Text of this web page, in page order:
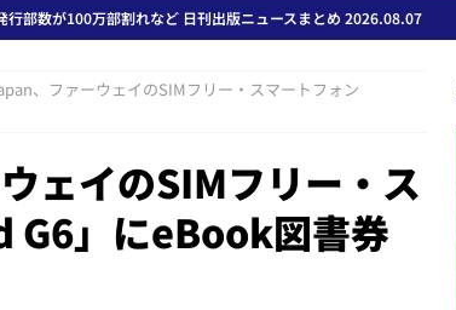
行部数が100万部割れなど 日刊出版ニュースまとめ 2026.08.07
出版ニュースまとめ 2026.08.06
日刊出版ニュースまとめ
スまとめ
め
ータルサイト提供開始」「EUが生成AIコンテンツの識別表示を義
ラム #726（2026年7月26日～8月1日）
、ファーウェイのSIMフリー・スマートフォン
ェイのSIMフリー・ス
G6」にeBook図書券